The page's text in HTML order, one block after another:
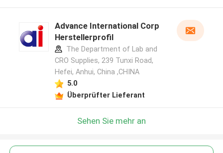
Advance International Corp
Herstellerprofil
The Department of Lab and
CRO Supplies, 239 Tunxi Road,
Hefei, Anhui, China ,CHINA
5.0
Überprüfter Lieferant
Sehen Sie mehr an